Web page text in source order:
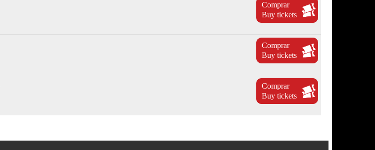
Comprar
Buy tickets
Comprar
Buy tickets
Comprar
Buy tickets